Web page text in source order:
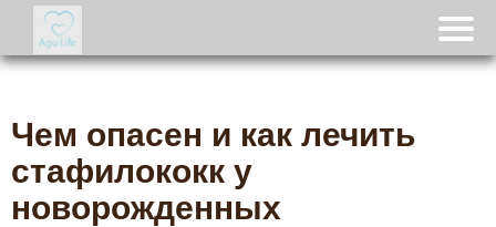
Чем опасен и как лечить
стафилококк у
новорожденных